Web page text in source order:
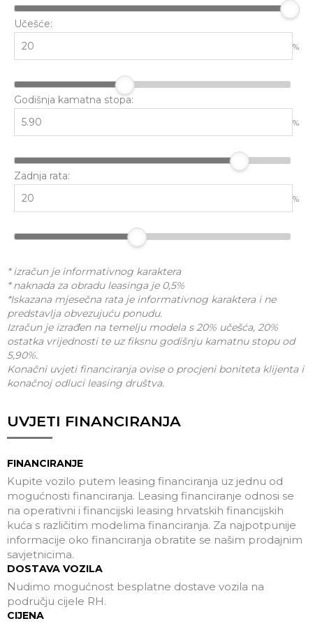
Učešće:
%
Godišnja kamatna stopa:
%
Zadnja rata:
%
* izračun je informativnog karaktera
* naknada za obradu leasinga je 0,5%
*Iskazana mjesečna rata je informativnog karaktera i ne
predstavlja obvezujuću ponudu.
Izračun je izrađen na temelju modela s 20% učešća, 20%
ostatka vrijednosti te uz fiksnu godišnju kamatnu stopu od
5,90%.
Konačni uvjeti financiranja ovise o procjeni boniteta klijenta i
konačnoj odluci leasing društva.
UVJETI FINANCIRANJA
FINANCIRANJE
Kupite vozilo putem leasing financiranja uz jednu od
mogućnosti financiranja. Leasing financiranje odnosi se
na operativni i financijski leasing hrvatskih financijskih
kuća s različitim modelima financiranja. Za najpotpunije
informacije oko financiranja obratite se našim prodajnim
savjetnicima.
DOSTAVA VOZILA
Nudimo mogućnost besplatne dostave vozila na
području cijele RH.
CIJENA